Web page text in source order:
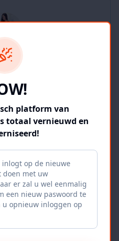
BE
platform van
is totaal vernieuwd en
inlogt op de nieuwe
doen met uw
er zal u wel eenmalig
een nieuw paswoord te
u opnieuw inloggen op